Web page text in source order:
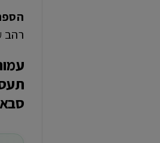
רהב